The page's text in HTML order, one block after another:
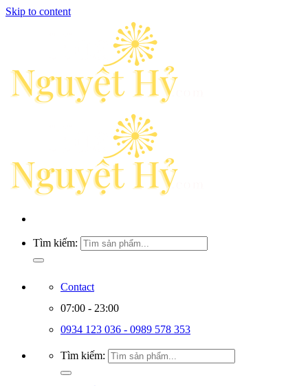
Skip to content
Tìm kiếm:
Contact
07:00 - 23:00
0934 123 036 - 0989 578 353
Tìm kiếm: